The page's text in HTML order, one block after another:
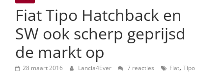
Italiana
Italiaans
autonieuws
lifestyle
Fiat Tipo Hatchback en
SW ook scherp geprijsd
de markt op
28 maart 2016 Lancia4Ever 7 reacties Fiat, Tipo